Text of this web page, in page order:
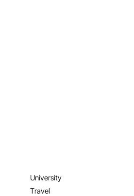
University
Travel